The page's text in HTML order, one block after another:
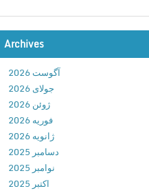
S
p
a
c
e
－
M
u
Archives
آگوست 2026
جولای 2026
ژوئن 2026
فوریه 2026
ژانویه 2026
دسامبر 2025
نوامبر 2025